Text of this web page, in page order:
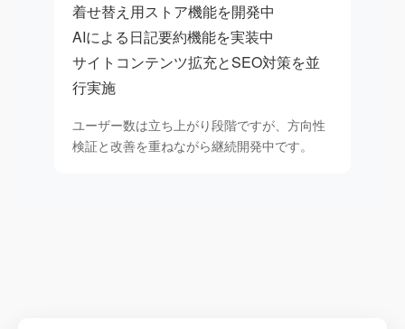
着せ替え用ストア機能を開発中
AIによる日記要約機能を実装中
サイトコンテンツ拡充とSEO対策を並
行実施
ユーザー数は立ち上がり段階ですが、方向性
検証と改善を重ねながら継続開発中です。